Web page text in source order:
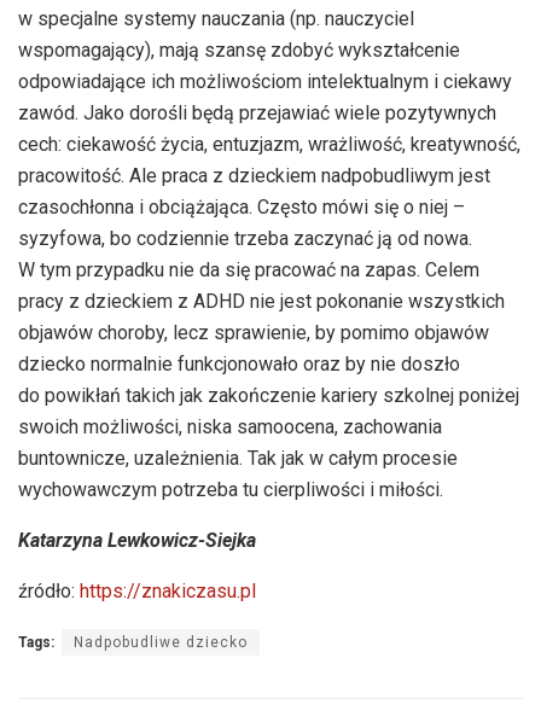
w specjalne systemy nauczania (np. nauczyciel
wspomagający), mają szansę zdobyć wykształcenie
odpowiadające ich możliwościom intelektualnym i ciekawy
zawód. Jako dorośli będą przejawiać wiele pozytywnych
cech: ciekawość życia, entuzjazm, wrażliwość, kreatywność,
pracowitość. Ale praca z dzieckiem nadpobudliwym jest
czasochłonna i obciążająca. Często mówi się o niej –
syzyfowa, bo codziennie trzeba zaczynać ją od nowa.
W tym przypadku nie da się pracować na zapas. Celem
pracy z dzieckiem z ADHD nie jest pokonanie wszystkich
objawów choroby, lecz sprawienie, by pomimo objawów
dziecko normalnie funkcjonowało oraz by nie doszło
do powikłań takich jak zakończenie kariery szkolnej poniżej
swoich możliwości, niska samoocena, zachowania
buntownicze, uzależnienia. Tak jak w całym procesie
wychowawczym potrzeba tu cierpliwości i miłości.
Katarzyna Lewkowicz-Siejka
źródło: https://znakiczasu.pl
Tags: Nadpobudliwe dziecko